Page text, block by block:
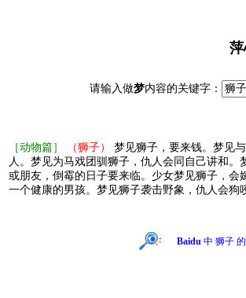
请输入做梦内容的关键字：
［动物篇］ （狮子）
梦见狮子，要来钱。梦见
人。梦见为马戏团驯狮子，仇人会同自己讲和
或朋友，倒霉的日子要来临。少女梦见狮子，
一个健康的男孩。梦见狮子袭击野象，仇人会狗
Baidu中 狮子